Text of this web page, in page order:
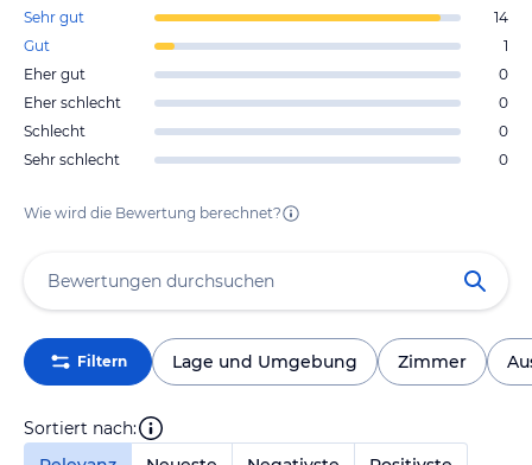
Sehr gut
14
Gut
1
Eher gut
0
Eher schlecht
0
Schlecht
0
Sehr schlecht
0
Wie wird die Bewertung berechnet?
Filtern Lage und Umgebung Zimmer
Sortiert nach: